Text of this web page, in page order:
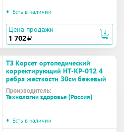
• Есть в наличии
Цена продажи
1 702 a
ТЗ Корсет ортопедический
корректирующий НТ-КР-012 4
ребра жесткости 30см бежевый
Производитель:
Технологии здоровья (Россия)
• Есть в наличии